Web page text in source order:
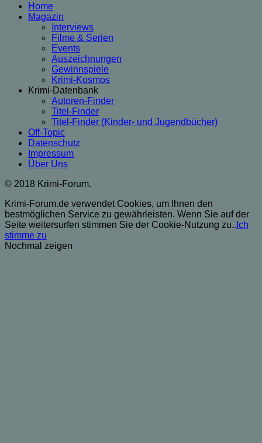
Home
Magazin
Interviews
Filme & Serien
Events
Auszeichnungen
Gewinnspiele
Krimi-Kosmos
Krimi-Datenbank
Autoren-Finder
Titel-Finder
Titel-Finder (Kinder- und Jugendbücher)
Off-Topic
Datenschutz
Impressum
Über Uns
© 2018 Krimi-Forum.
Krimi-Forum.de verwendet Cookies, um Ihnen den
bestmöglichen Service zu gewährleisten. Wenn Sie auf der
Seite weitersurfen stimmen Sie der Cookie-Nutzung zu.. Ich
stimme zu
Nochmal zeigen